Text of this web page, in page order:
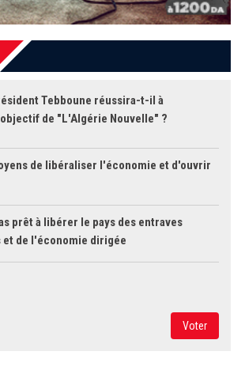
Tebboune réussira-t-il à
de "L'Algérie Nouvelle" ?
de libéraliser l'économie et d'ouvrir
prêt à libérer le pays des entraves
de l'économie dirigée
Voter